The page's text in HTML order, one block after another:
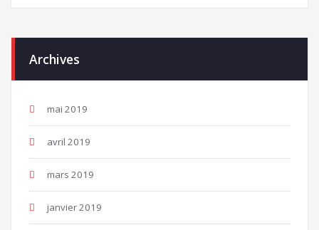
Archives
mai 2019
avril 2019
mars 2019
janvier 2019